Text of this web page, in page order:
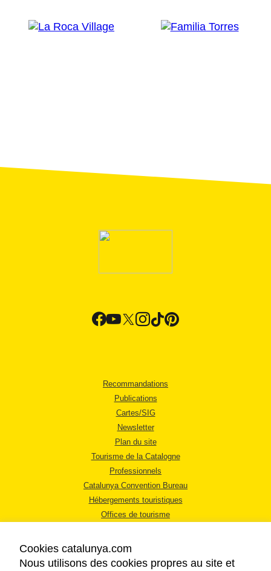
Recommandations
Publications
Cartes/SIG
Newsletter
Plan du site
Tourisme de la Catalogne
Professionnels
Catalunya Convention Bureau
Hébergements touristiques
Offices de tourisme
Cookies catalunya.com
Nous utilisons des cookies propres au site et